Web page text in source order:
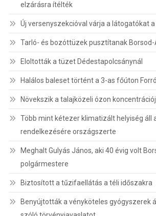
elzárásra ítélték
Új versenyszekcióval várja a látogatókat
Tarló- és bozóttüzek pusztítanak
Eloltották a tüzet Dédestapolcsánynál
Halálos baleset történt a 3-as főúton
Növekszik a talajközeli ózon
Több mint kétezer klimatizált helyiség áll
rendelkezésére országszerte
Meghalt Gulyás János, aki 40 évig volt
polgármestere
Biztosított a tűzifaellátás a téli időszakra
Benyújtották a vényköteles gyógyszerek